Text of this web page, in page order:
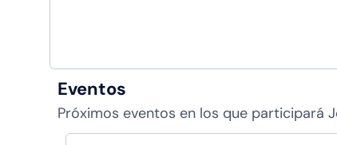
Eventos
Próximos eventos en los que participará